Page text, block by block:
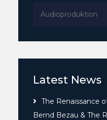
Latest News
The Renaissance
Bernd Bezau & The